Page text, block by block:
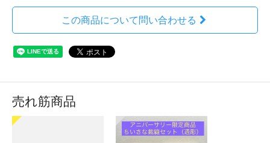
この商品について問い合わせる
売れ筋商品